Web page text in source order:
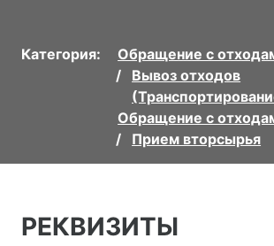
Категория:
Обращение с
Вывоз отходов
Обращение с
Прием вторсырья
РЕКВИЗИТЫ